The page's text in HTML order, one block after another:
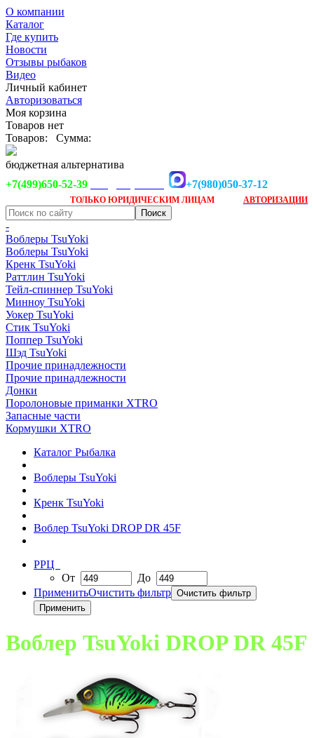
О компании
Каталог
Где купить
Новости
Отзывы рыбаков
Видео
Личный кабинет
Авторизоваться
Моя корзина
Товаров нет
Товаров:
Сумма:
бюджетная альтернатива
+7(499)650-52-39
+7(980)050-37-12
ТОЛЬКО ЮРИДИЧЕСКИМ ЛИЦАМ АВТОРИЗАЦИИ
-
Воблеры TsuYoki
Воблеры TsuYoki
Кренк TsuYoki
Раттлин TsuYoki
Тейл-спиннер TsuYoki
Минноу TsuYoki
Уокер TsuYoki
Стик TsuYoki
Поппер TsuYoki
Шэд TsuYoki
Прочие принадлежности
Прочие принадлежности
Донки
Поролоновые приманки XTRO
Запасные части
Кормушки XTRO
Каталог Рыбалка
Воблеры TsuYoki
Кренк TsuYoki
Воблер TsuYoki DROP DR 45F
РРЦ
От
До
ПрименитьОчистить фильтр
Воблер TsuYoki DROP DR 45F